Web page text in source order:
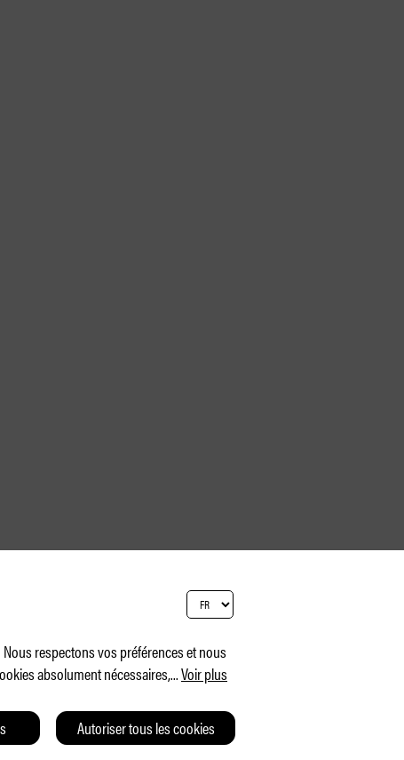
CGV CHARTE DE CONFIDENTIALITÉ
respectons vos préférences et nous
absolument nécessaires,...Voir plus
Autoriser tous les cookies